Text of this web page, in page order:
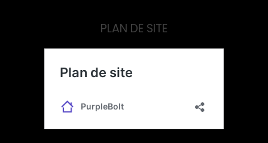
PLAN DE SITE